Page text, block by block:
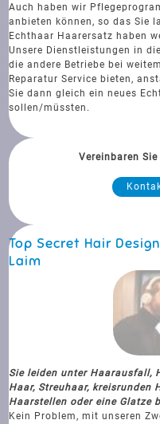
Auch haben wir
anbieten können, so das Sie
Echthaar Haarersatz haben
Unsere Dienstleistungen in
die andere Betriebe bei
Reparatur Service bieten,
Sie dann gleich ein neues
sollen/müssten.
Vereinbaren
Top Secret Hair
Laim
Sie leiden unter Haarausfall,
Haar, Streuhaar, kreisrunden
Haarstellen oder eine Glatze
Kein Problem, mit unseren